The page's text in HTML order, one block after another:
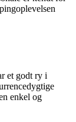
et godt ry i
enkel og